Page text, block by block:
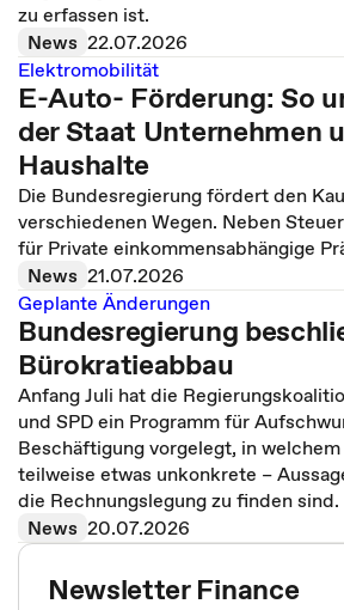
zu erfassen ist.
News 22.07.2026
Elektromobilität
E-Auto- Förderung: So
der Staat Unternehmen
Haushalte
Die Bundesregierung fördert den
verschiedenen Wegen. Neben
für Private einkommensabhängige
News 21.07.2026
Geplante Änderungen
Bundesregierung
Bürokratieabbau
Anfang Juli hat die
und SPD ein Programm für
Beschäftigung vorgelegt, in
teilweise etwas unkonkrete –
die Rechnungslegung zu finden sind.
News 20.07.2026
Newsletter Finance